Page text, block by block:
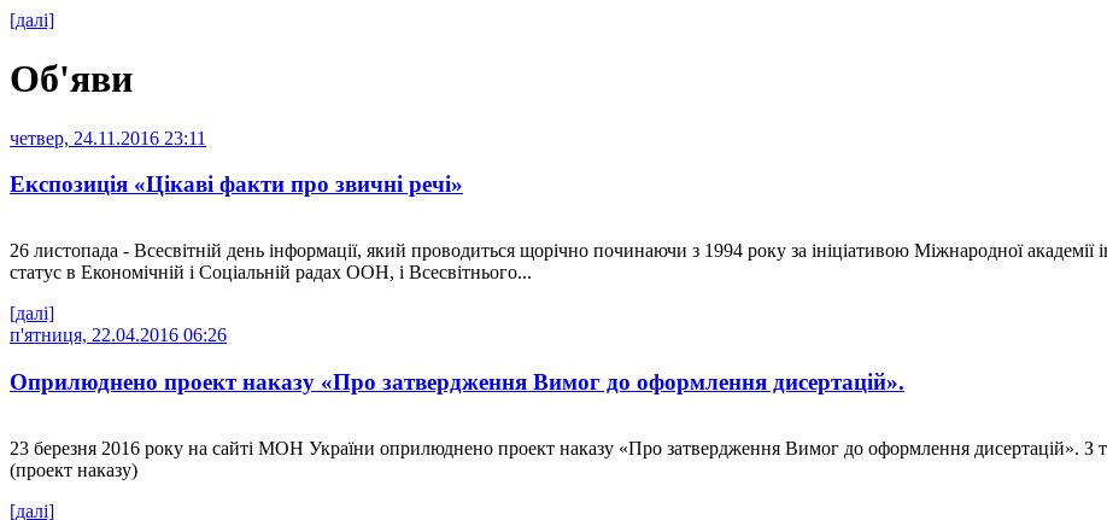
[далі]
Об'яви
четвер, 24.11.2016 23:11
Експозиція «Цікаві факти про звичні речі»
26 листопада - Всесвітній день інформації, який проводиться щорічно починаючи з 1994 року за ініціативою Міжнародної
статус в Економічній і Соціальній радах ООН, і Всесвітнього...
[далі]
п'ятниця, 22.04.2016 06:26
Оприлюднено проект наказу «Про затвердження Вимог до оформлення дисертацій».
23 березня 2016 року на сайті МОН України оприлюднено проект наказу «Про затвердження Вимог до оформлення дисертацій». З
(проект наказу)
[далі]